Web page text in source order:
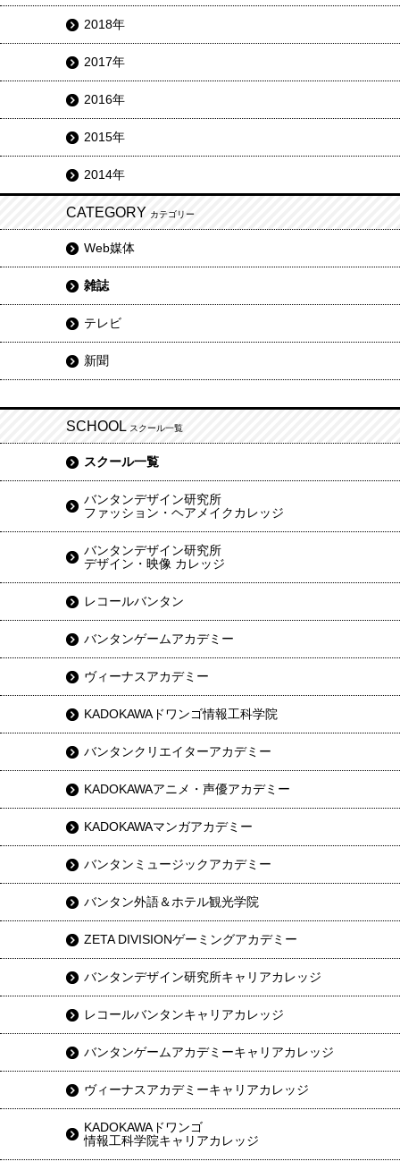
2018年
2017年
2016年
2015年
2014年
CATEGORY カテゴリー
Web媒体
雑誌
テレビ
新聞
SCHOOL スクール一覧
スクール一覧
バンタンデザイン研究所
ファッション・ヘアメイクカレッジ
バンタンデザイン研究所
デザイン・映像 カレッジ
レコールバンタン
バンタンゲームアカデミー
ヴィーナスアカデミー
KADOKAWAドワンゴ情報工科学院
バンタンクリエイターアカデミー
KADOKAWAアニメ・声優アカデミー
KADOKAWAマンガアカデミー
バンタンミュージックアカデミー
バンタン外語＆ホテル観光学院
ZETA DIVISIONゲーミングアカデミー
バンタンデザイン研究所キャリアカレッジ
レコールバンタンキャリアカレッジ
バンタンゲームアカデミーキャリアカレッジ
ヴィーナスアカデミーキャリアカレッジ
KADOKAWAドワンゴ
情報工科学院キャリアカレッジ